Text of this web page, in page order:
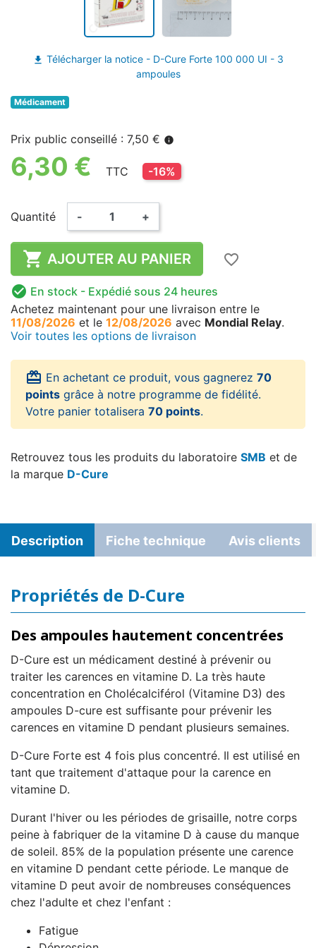
file_download Télécharger la notice - D-Cure Forte 100 000 UI - 3
ampoules
Médicament
Prix public conseillé : 7,50 € info
6,30 € TTC -16%
Quantité - +
 AJOUTER AU PANIER
favorite_border
 En stock - Expédié sous 24 heures
Achetez maintenant pour une livraison entre le
11/08/2026 et le 12/08/2026 avec Mondial Relay.
Voir toutes les options de livraison
card_giftcard En achetant ce produit, vous gagnerez 70
points grâce à notre programme de fidélité.
Votre panier totalisera 70 points.
Retrouvez tous les produits du laboratoire SMB et de
la marque D-Cure
Description Fiche technique Avis clients
Propriétés de D-Cure
Des ampoules hautement concentrées
D-Cure est un médicament destiné à prévenir ou
traiter les carences en vitamine D. La très haute
concentration en Cholécalciférol (Vitamine D3) des
ampoules D-cure est suffisante pour prévenir les
carences en vitamine D pendant plusieurs semaines.
D-Cure Forte est 4 fois plus concentré. Il est utilisé en
tant que traitement d'attaque pour la carence en
vitamine D.
Durant l'hiver ou les périodes de grisaille, notre corps
peine à fabriquer de la vitamine D à cause du manque
de soleil. 85% de la population présente une carence
en vitamine D pendant cette période. Le manque de
vitamine D peut avoir de nombreuses conséquences
chez l'adulte et chez l'enfant :
Fatigue